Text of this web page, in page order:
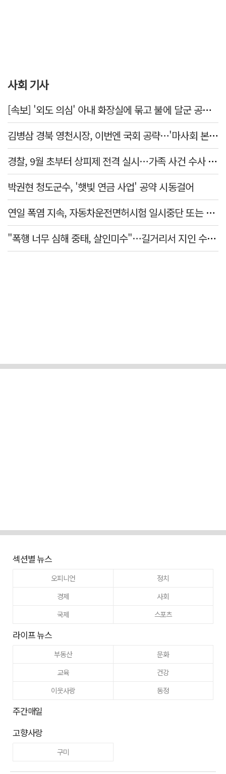
사회 기사
[속보] '외도 의심' 아내 화장실에 묶고 불에 달군 공구로 고문…남편 검거
김병삼 경북 영천시장, 이번엔 국회 공략…'마사회 본사 이전·광역교통망 확충' 요청
경찰, 9월 초부터 상피제 전격 실시…가족 사건 수사 못해
박권현 청도군수, '햇빛 연금 사업' 공약 시동걸어
연일 폭염 지속, 자동차운전면허시험 일시중단 또는 축소 운영
"폭행 너무 심해 중태, 살인미수"…길거리서 지인 수십회 때린 50대 '긴급체포'
섹션별 뉴스
오피니언
정치
경제
사회
국제
스포츠
라이프 뉴스
부동산
문화
교육
건강
이웃사랑
동정
주간매일
고향사랑
구미